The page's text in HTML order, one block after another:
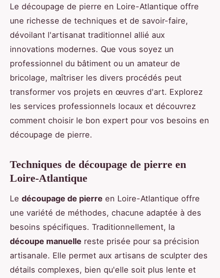
Le découpage de pierre en Loire-Atlantique offre
une richesse de techniques et de savoir-faire,
dévoilant l'artisanat traditionnel allié aux
innovations modernes. Que vous soyez un
professionnel du bâtiment ou un amateur de
bricolage, maîtriser les divers procédés peut
transformer vos projets en œuvres d'art. Explorez
les services professionnels locaux et découvrez
comment choisir le bon expert pour vos besoins en
découpage de pierre.
Techniques de découpage de pierre en
Loire-Atlantique
Le découpage de pierre en Loire-Atlantique offre
une variété de méthodes, chacune adaptée à des
besoins spécifiques. Traditionnellement, la
découpe manuelle reste prisée pour sa précision
artisanale. Elle permet aux artisans de sculpter des
détails complexes, bien qu'elle soit plus lente et